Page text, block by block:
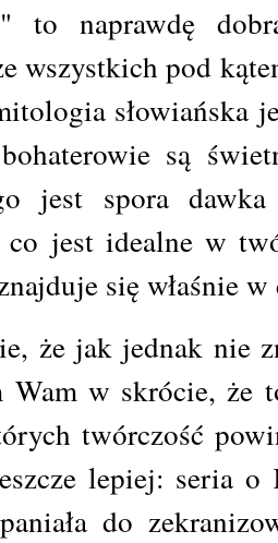
to naprawdę
wszystkich pod
słowiańska
są
jest spora
co jest idealne w
się właśnie
że jak jednak nie
Wam w skrócie, że
twórczość
lepiej: seria
do